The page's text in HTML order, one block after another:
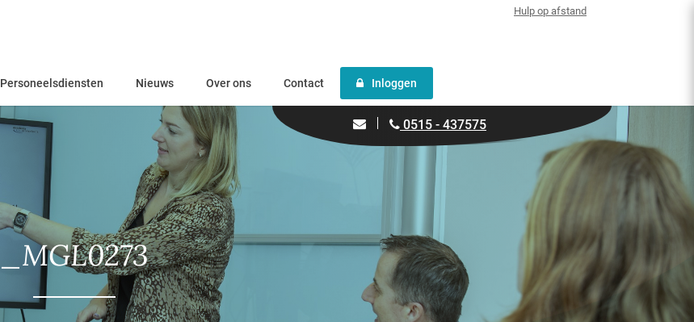
Hulp op afstand
Personeelsdiensten Nieuws Over ons Contact Inloggen
_MGL0273
0515 - 437575